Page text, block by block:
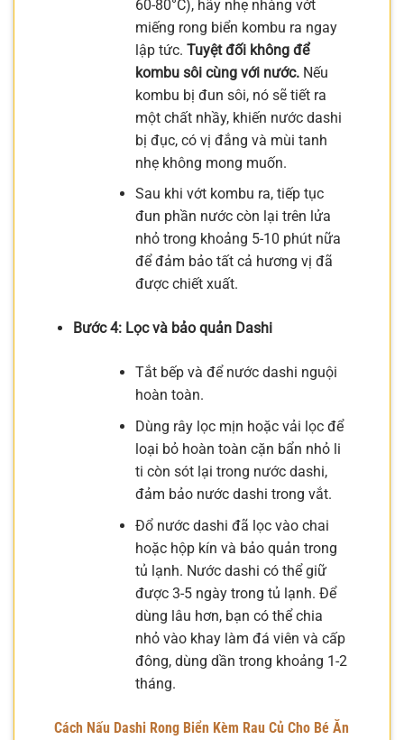
60-80°C), hãy nhẹ nhàng vớt
miếng rong biển kombu ra ngay
lập tức. Tuyệt đối không để
kombu sôi cùng với nước.Nếu
kombu bị đun sôi, nó sẽ tiết ra
một chất nhầy, khiến nước dashi
bị đục, có vị đắng và mùi tanh
nhẹ không mong muốn.
Sau khi vớt kombu ra, tiếp tục
đun phần nước còn lại trên lửa
nhỏ trong khoảng 5-10 phút nữa
để đảm bảo tất cả hương vị đã
được chiết xuất.
Bước 4: Lọc và bảo quản Dashi
Tắt bếp và để nước dashi nguội
hoàn toàn.
Dùng rây lọc mịn hoặc vải lọc để
loại bỏ hoàn toàn cặn bẩn nhỏ li
ti còn sót lại trong nước dashi,
đảm bảo nước dashi trong vắt.
Đổ nước dashi đã lọc vào chai
hoặc hộp kín và bảo quản trong
tủ lạnh. Nước dashi có thể giữ
được 3-5 ngày trong tủ lạnh. Để
dùng lâu hơn, bạn có thể chia
nhỏ vào khay làm đá viên và cấp
đông, dùng dần trong khoảng 1-2
tháng.
Cách Nấu Dashi Rong Biển Kèm Rau Củ Cho Bé Ăn